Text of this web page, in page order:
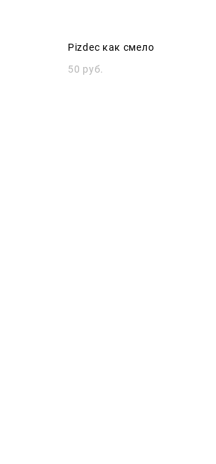
Pizdeс как смело
50 pуб.